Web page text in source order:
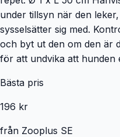
under tillsyn när den
sysselsätter sig med.
och byt ut den om den är
för att undvika att hunden
Bästa pris
196 kr
från Zooplus SE